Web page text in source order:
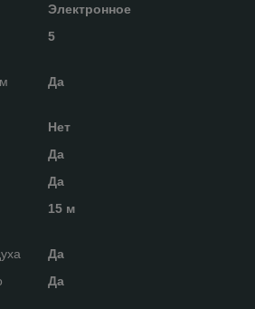
Электронное
5
Да
Нет
Да
Да
15 м
Да
Да